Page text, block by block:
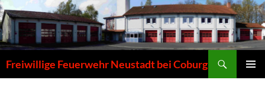
Zum
Inhalt
springen
Freiwillige Feuerwehr Neustadt bei Coburg